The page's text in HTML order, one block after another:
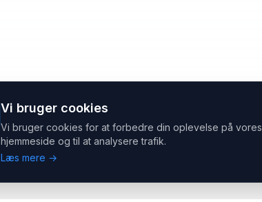
Vi bruger cookies
Vi bruger cookies for at forbedre din oplevelse på vores
hjemmeside og til at analysere trafik.
Læs mere →